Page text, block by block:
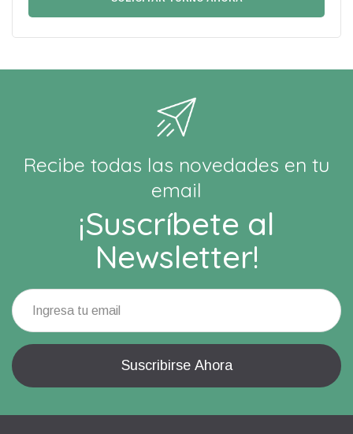
Recibe todas las novedades en tu
email
¡Suscríbete al
Newsletter!